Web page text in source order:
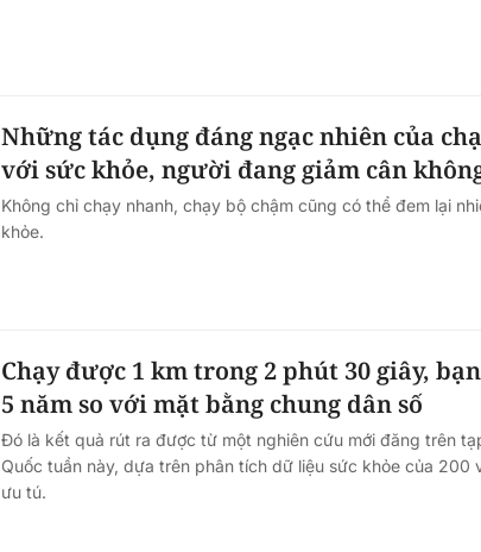
Những tác dụng đáng ngạc nhiên của
với sức khỏe, người đang giảm cân
Không chỉ chạy nhanh, chạy bộ chậm cũng có thể đem lại
khỏe.
Chạy được 1 km trong 2 phút 30 giây,
5 năm so với mặt bằng chung dân số
Đó là kết quả rút ra được từ một nghiên cứu mới đăng trên
Quốc tuần này, dựa trên phân tích dữ liệu sức khỏe của 200
ưu tú.